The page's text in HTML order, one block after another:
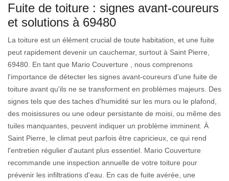
Fuite de toiture : signes avant-coureurs
et solutions à 69480
La toiture est un élément crucial de toute habitation, et une fuite
peut rapidement devenir un cauchemar, surtout à Saint Pierre,
69480. En tant que Mario Couverture , nous comprenons
l'importance de détecter les signes avant-coureurs d'une fuite de
toiture avant qu'ils ne se transforment en problèmes majeurs. Des
signes tels que des taches d'humidité sur les murs ou le plafond,
des moisissures ou une odeur persistante de moisi, ou même des
tuiles manquantes, peuvent indiquer un problème imminent. À
Saint Pierre, le climat peut parfois être capricieux, ce qui rend
l'entretien régulier d'autant plus essentiel. Mario Couverture
recommande une inspection annuelle de votre toiture pour
prévenir les infiltrations d'eau. En cas de fuite avérée, une